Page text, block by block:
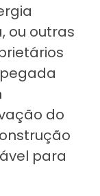
ou outras
do
para